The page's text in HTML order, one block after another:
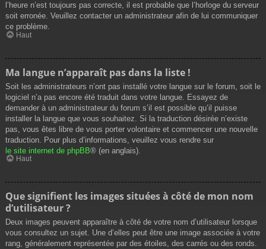
l’heure n’est toujours pas correcte, il est probable que l’horloge du serveur
soit erronée. Veuillez contacter un administrateur afin de lui communiquer
ce problème.
Haut
Ma langue n’apparaît pas dans la liste !
Soit les administrateurs n’ont pas installé votre langue sur le forum, soit le
logiciel n’a pas encore été traduit dans votre langue. Essayez de
demander à un administrateur du forum s’il est possible qu’il puisse
installer la langue que vous souhaitez. Si la traduction désirée n’existe
pas, vous êtes libre de vous porter volontaire et commencer une nouvelle
traduction. Pour plus d’informations, veuillez vous rendre sur
le site internet de phpBB® (en anglais).
Haut
Que signifient les images situées à côté de mon nom
d’utilisateur ?
Deux images peuvent apparaître à côté de votre nom d’utilisateur lorsque
vous consultez un sujet. Une d’elles peut être une image associée à votre
rang, généralement représentée par des étoiles, des carrés ou des ronds.